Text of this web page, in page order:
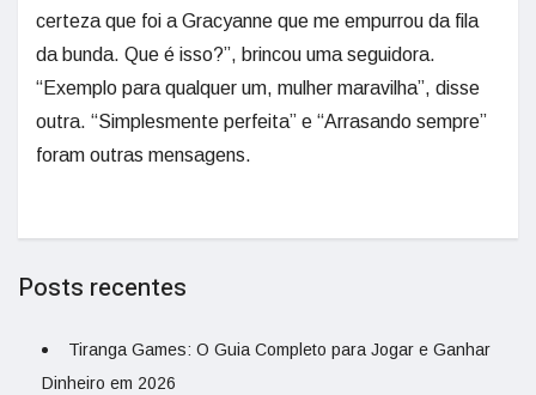
certeza que foi a Gracyanne que me empurrou da fila
da bunda. Que é isso?”, brincou uma seguidora.
“Exemplo para qualquer um, mulher maravilha”, disse
outra. “Simplesmente perfeita” e “Arrasando sempre”
foram outras mensagens.
Posts recentes
Tiranga Games: O Guia Completo para Jogar e Ganhar
Dinheiro em 2026